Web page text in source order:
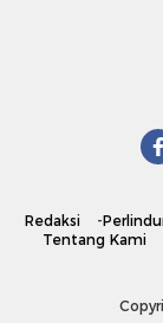
Redaksi
Tentang Kami